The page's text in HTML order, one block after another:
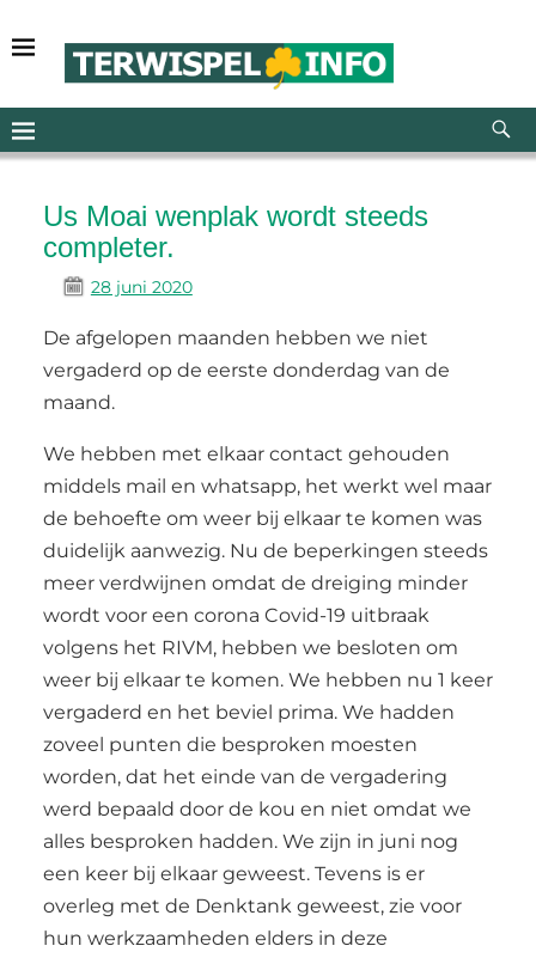
Us Moai wenplak wordt steeds
completer.
28 juni 2020
De afgelopen maanden hebben we niet
vergaderd op de eerste donderdag van de
maand.
We hebben met elkaar contact gehouden
middels mail en whatsapp, het werkt wel maar
de behoefte om weer bij elkaar te komen was
duidelijk aanwezig. Nu de beperkingen steeds
meer verdwijnen omdat de dreiging minder
wordt voor een corona Covid-19 uitbraak
volgens het RIVM, hebben we besloten om
weer bij elkaar te komen. We hebben nu 1 keer
vergaderd en het beviel prima. We hadden
zoveel punten die besproken moesten
worden, dat het einde van de vergadering
werd bepaald door de kou en niet omdat we
alles besproken hadden. We zijn in juni nog
een keer bij elkaar geweest. Tevens is er
overleg met de Denktank geweest, zie voor
hun werkzaamheden elders in deze